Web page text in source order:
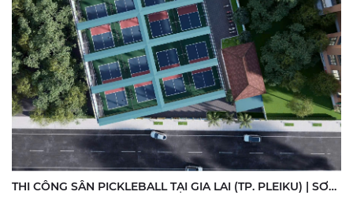
THI CÔNG SÂN PICKLEBALL TẠI GIA LAI (TP. PLEIKU) | SƠN